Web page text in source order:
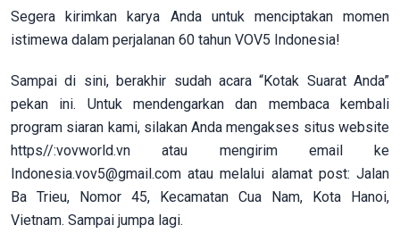
Segera kirimkan karya Anda untuk menciptakan momen
istimewa dalam perjalanan 60 tahun VOV5 Indonesia!
Sampai di sini, berakhir sudah acara “Kotak Suarat Anda”
pekan ini. Untuk mendengarkan dan membaca kembali
program siaran kami, silakan Anda mengakses situs website
https//:vovworld.vn atau mengirim email ke
Indonesia.vov5@gmail.com atau melalui alamat post: Jalan
Ba Trieu, Nomor 45, Kecamatan Cua Nam, Kota Hanoi,
Vietnam. Sampai jumpa lagi.